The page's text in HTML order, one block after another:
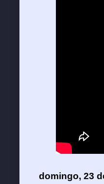
domingo, 23